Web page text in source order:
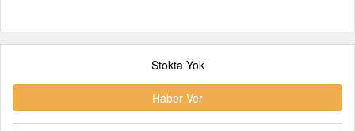
Stokta Yok
Haber Ver